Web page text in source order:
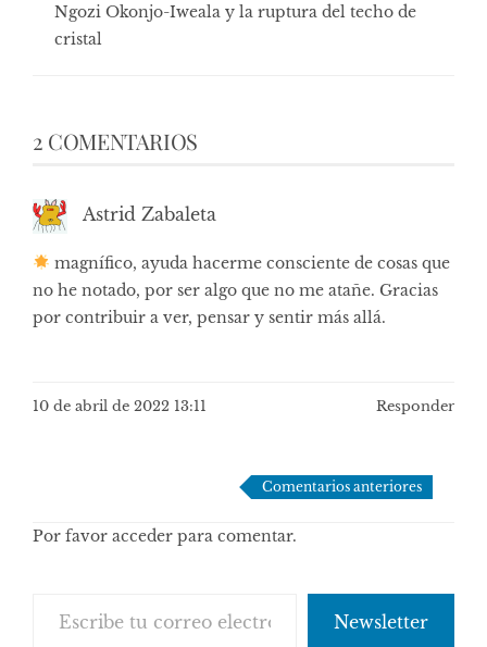
Ngozi Okonjo-Iweala y la ruptura del techo de
cristal
2 COMENTARIOS
Astrid Zabaleta
magnífico, ayuda hacerme consciente de cosas que
no he notado, por ser algo que no me atañe. Gracias
por contribuir a ver, pensar y sentir más allá.
10 de abril de 2022 13:11 Responder
comentarios
Comentarios anteriores
Por favor acceder para comentar.
Newsletter